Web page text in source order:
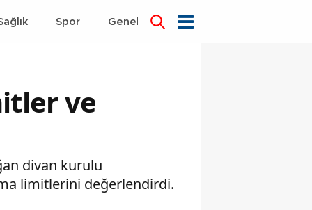
Spor Genel Dünya
ve
divan kurulu
limitlerini değerlendirdi.